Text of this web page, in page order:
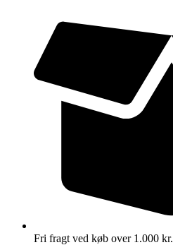
Fri fragt ved køb over 1.000 kr.